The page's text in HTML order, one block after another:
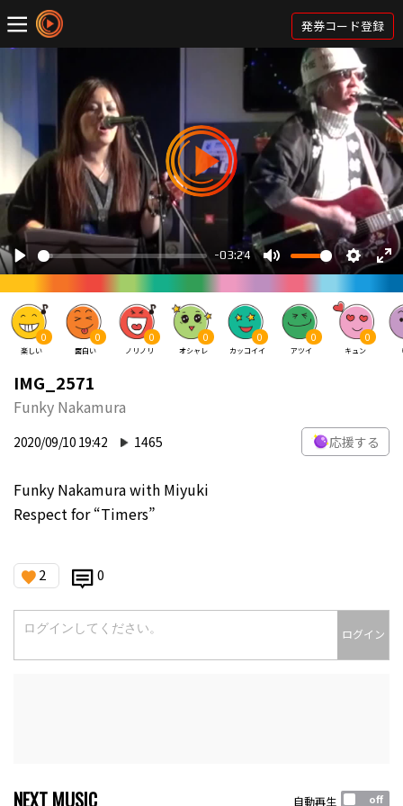
発券コード登録
0
楽しい
0
面白い
0
ノリノリ
0
オシャレ
0
カッコイイ
0
アツイ
0
キュン
IMG_2571
Funky Nakamura
2020/09/10 19:42 1465 応援する
Funky Nakamura with Miyuki
Respect for “Timers”
2 0
ログイン
NEXT MUSIC 自動再生